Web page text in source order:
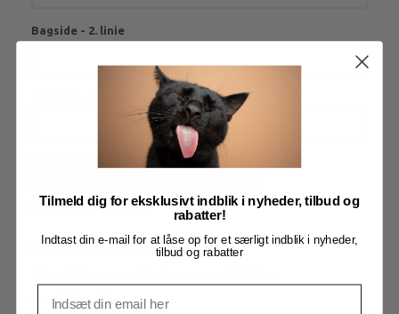
Bagside - 2. linie
Få besked når produktet kommer igen
Model/varenr.: h02031
Hundetegn, pink alu. 29 mm, som kødben
Mere information
Tilmeld dig for eksklusivt indblik i nyheder, tilbud og
rabatter!
Indtast din e-mail for at låse op for et særligt indblik i nyheder,
tilbud og rabatter